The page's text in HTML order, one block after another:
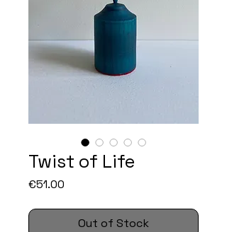
Twist of Life
€51.00
Out of Stock